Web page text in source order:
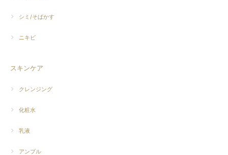
シミ/そばかす
ニキビ
スキンケア
クレンジング
化粧水
乳液
アンプル